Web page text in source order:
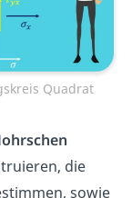
Quadrat
die
sowie